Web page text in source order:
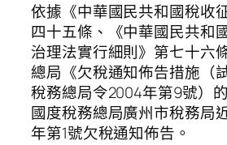
依據《中華國民共和國稅收
四十五條、《中華國民共和
治理法實行細則》第七十六
總局《欠稅通知佈告措施（
稅務總局令2004年第9號）
國度稅務總局廣州市稅務局
年第1號欠稅通知佈告。